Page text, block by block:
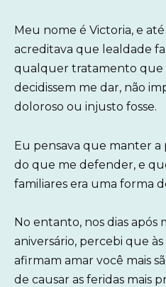
Meu nome é Victoria, e
acreditava que lealdade
qualquer tratamento que
decidissem me dar, não
doloroso ou injusto fosse.
Eu pensava que manter a
do que me defender, e
familiares era uma forma
No entanto, nos dias após
aniversário, percebi que às
afirmam amar você mais
de causar as feridas mais